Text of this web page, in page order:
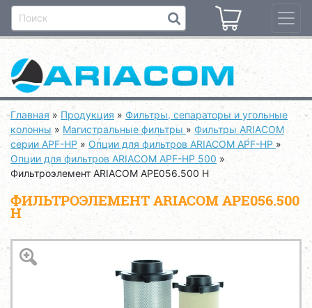
Главная » Продукция » Фильтры, сепараторы и угольные
колонны » Магистральные фильтры » Фильтры ARIACOM
серии APF-HP » Опции для фильтров ARIACOM APF-HP »
Опции для фильтров ARIACOM APF-HP 500 »
Фильтроэлемент ARIACOM APE056.500 H
ФИЛЬТРОЭЛЕМЕНТ ARIACOM APE056.500
H